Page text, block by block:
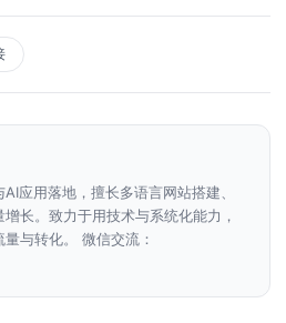
应用落地，擅长多语言网站搭建、
长。致力于用技术与系统化能力，
与转化。 微信交流：